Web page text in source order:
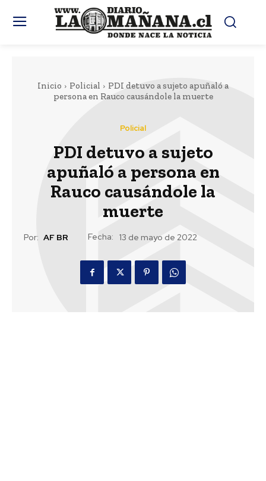
Inicio Policial
PDI detuvo a sujeto apuñaló a
persona en Rauco causándole la muerte
Policial
PDI detuvo a sujeto
apuñaló a persona en
Rauco causándole la
muerte
Por: AF BR Fecha: 13 de mayo de 2022